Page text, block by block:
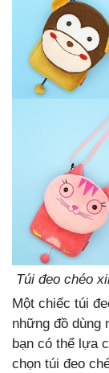
Túi đeo chéo
Một chiếc túi
những đồ dùng
bạn có thể lựa
chọn túi đeo